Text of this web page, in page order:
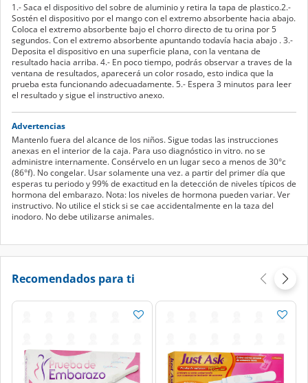
1.- Saca el dispositivo del sobre de aluminio y retira la tapa de plastico.2.-
Sostén el dispositivo por el mango con el extremo absorbente hacia abajo.
Coloca el extremo absorbente bajo el chorro directo de tu orina por 5
segundos. Con el extremo absorbente apuntando todavía hacia abajo . 3.-
Deposita el dispositivo en una superficie plana, con la ventana de
resultado hacia arriba. 4.- En poco tiempo, podrás observar a traves de la
ventana de resultados, aparecerá un color rosado, esto indica que la
prueba esta funcionando adecuadamente. 5.- Espera 3 minutos para leer
el resultado y sigue el instructivo anexo.
Advertencias
Mantenlo fuera del alcance de los niños. Sigue todas las instrucciones
anexas en el interior de la caja. Para uso diagnóstico in vitro. no se
administre internamente. Consérvelo en un lugar seco a menos de 30°c
(86°f). No congelar. Usar solamente una vez. a partir del primer día que
esperas tu periodo y 99% de exactitud en la detección de niveles típicos de
hormona del embarazo. Nota: los niveles de hormona pueden variar. Ver
instructivo. No utilice el stick si se cae accidentalmente en la taza del
inodoro. No debe utilizarse animales.
Recomendados para ti